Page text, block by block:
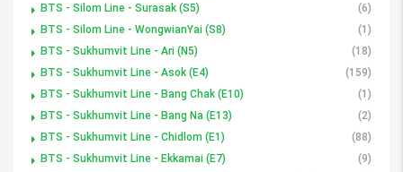
BTS - Silom Line - Surasak (S5)
(6)
BTS - Silom Line - WongwianYai (S8)
(1)
BTS - Sukhumvit Line - Ari (N5)
(18)
BTS - Sukhumvit Line - Asok (E4)
(159)
BTS - Sukhumvit Line - Bang Chak (E10)
(1)
BTS - Sukhumvit Line - Bang Na (E13)
(2)
BTS - Sukhumvit Line - Chidlom (E1)
(88)
BTS - Sukhumvit Line - Ekkamai (E7)
(9)